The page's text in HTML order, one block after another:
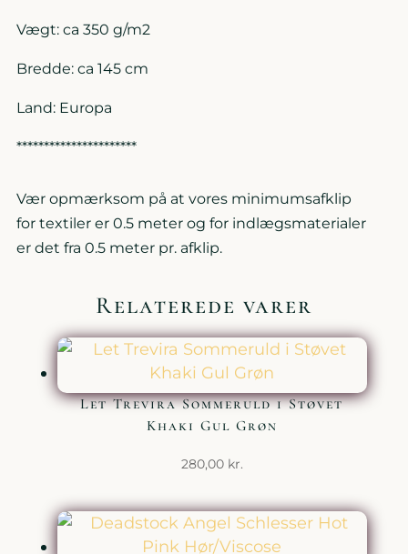
Vægt: ca 350 g/m2
Bredde: ca 145 cm
Land: Europa
**********************
Vær opmærksom på at vores minimumsafklip
for textiler er 0.5 meter og for indlægsmaterialer
er det fra 0.5 meter pr. afklip.
Relaterede varer
Let Trevira Sommeruld i Støvet
Khaki Gul Grøn
280,00 kr.